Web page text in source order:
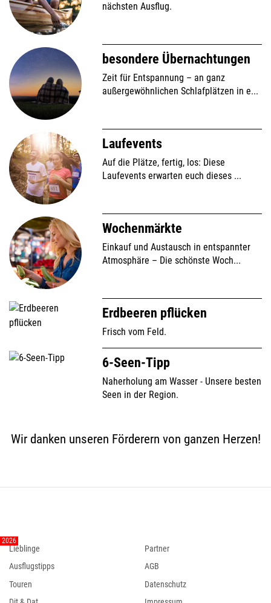
nächsten Ausflug.
besondere Übernachtungen
Zeit für Entspannung – an ganz
außergewöhnlichen Schlafplätzen in e...
Laufevents
Auf die Plätze, fertig, los: Diese
Laufevents erwarten euch dieses ...
Wochenmärkte
Einkauf und Austausch in entspannter
Atmosphäre – Die schönste Woch...
Erdbeeren pflücken
Frisch vom Feld.
6-Seen-Tipp
Naherholung am Wasser - Unsere besten
Seen in der Region.
Wir danken unseren Förderern von ganzen Herzen!
Lieblinge
Ausflugstipps
Touren
Partner
AGB
Datenschutz